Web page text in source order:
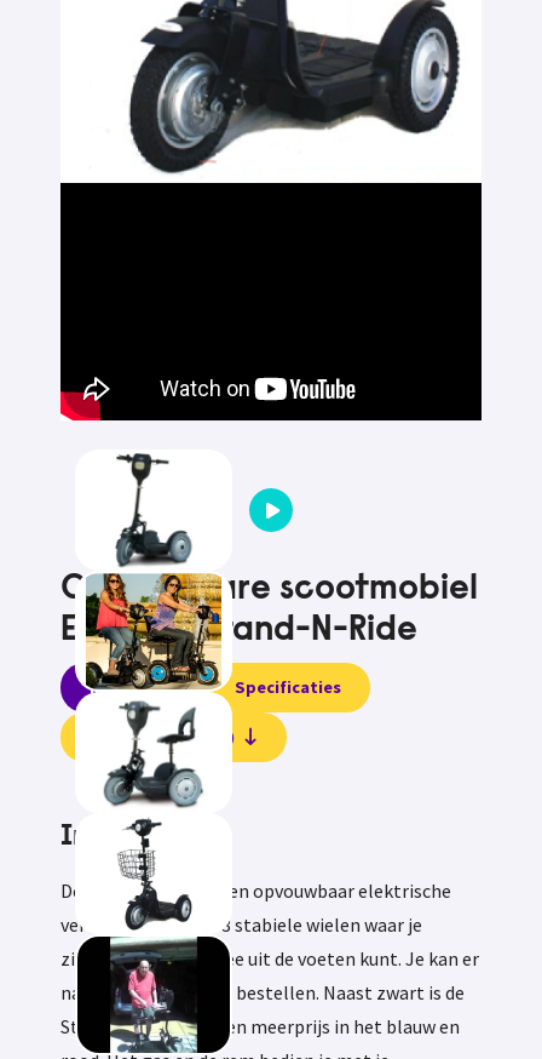
Opvouwbare scootmobiel
EV Rider Stand-N-Ride
Informatie Specificaties
Beoordelingen (0)
Informatie
De Stand-N-Ride is een opvouwbaar elektrische
vervoermiddel met 3 stabiele wielen waar je
zittend of staand mee uit de voeten kunt. Je kan er
namelijk een zitje bij bestellen. Naast zwart is de
Stand-N-Ride er tegen meerprijs in het blauw en